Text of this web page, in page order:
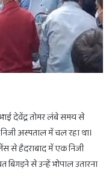
भाई देवेंद्र तोमर लंबे समय से
अस्पताल में चल रहा था।
से हैदराबाद में एक निजी
से उन्हें भोपाल उतारना